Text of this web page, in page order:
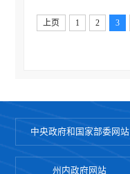
社会救助
产品质量
义务教育
上页 1 2 3
中央政府和国家部委网站
州内政府网站